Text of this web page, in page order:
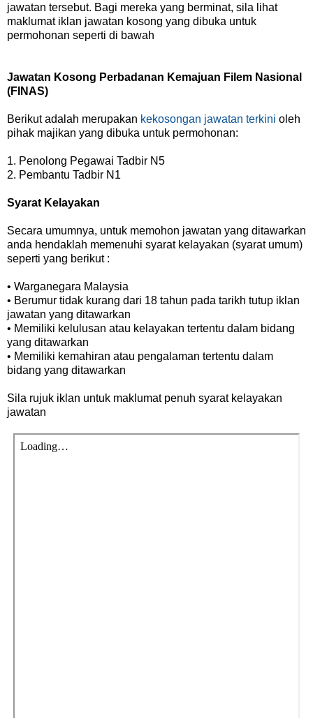
jawatan tersebut. Bagi mereka yang berminat, sila lihat
maklumat iklan jawatan kosong yang dibuka untuk
permohonan seperti di bawah
Jawatan Kosong Perbadanan Kemajuan Filem Nasional
(FINAS)
Berikut adalah merupakan kekosongan jawatan terkini oleh
pihak majikan yang dibuka untuk permohonan:
1. Penolong Pegawai Tadbir N5
2. Pembantu Tadbir N1
Syarat Kelayakan
Secara umumnya, untuk memohon jawatan yang ditawarkan
anda hendaklah memenuhi syarat kelayakan (syarat umum)
seperti yang berikut :
• Warganegara Malaysia
• Berumur tidak kurang dari 18 tahun pada tarikh tutup iklan
jawatan yang ditawarkan
• Memiliki kelulusan atau kelayakan tertentu dalam bidang
yang ditawarkan
• Memiliki kemahiran atau pengalaman tertentu dalam
bidang yang ditawarkan
Sila rujuk iklan untuk maklumat penuh syarat kelayakan
jawatan